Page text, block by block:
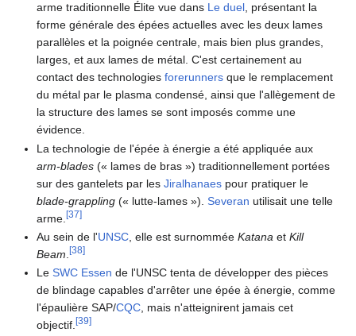
arme traditionnelle Élite vue dans Le duel, présentant la
forme générale des épées actuelles avec les deux lames
parallèles et la poignée centrale, mais bien plus grandes,
larges, et aux lames de métal. C'est certainement au
contact des technologiesforerunners que le remplacement
du métal par le plasma condensé, ainsi que l'allègement de
la structure des lames se sont imposés comme une
évidence.
La technologie de l'épée à énergie a été appliquée aux
arm-blades (« lames de bras ») traditionnellement portées
sur des gantelets par lesJiralhanaes pour pratiquer le
blade-grappling (« lutte-lames »).Severan utilisait une telle
arme.[37]
Au sein de l'UNSC , elle est surnomméeKatana etKill
Beam .[38]
LeSWC Essen de l'UNSC tenta de développer des pièces
de blindage capables d'arrêter une épée à énergie, comme
l'épaulière SAP/CQC, mais n'atteignirent jamais cet
objectif.[39]